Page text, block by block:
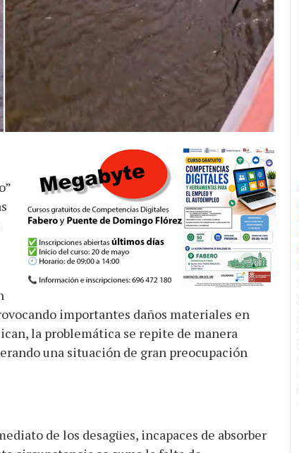
importantes daños materiales en
la problemática se repite de manera
una situación de gran preocupación
de los desagües, incapaces de absorber